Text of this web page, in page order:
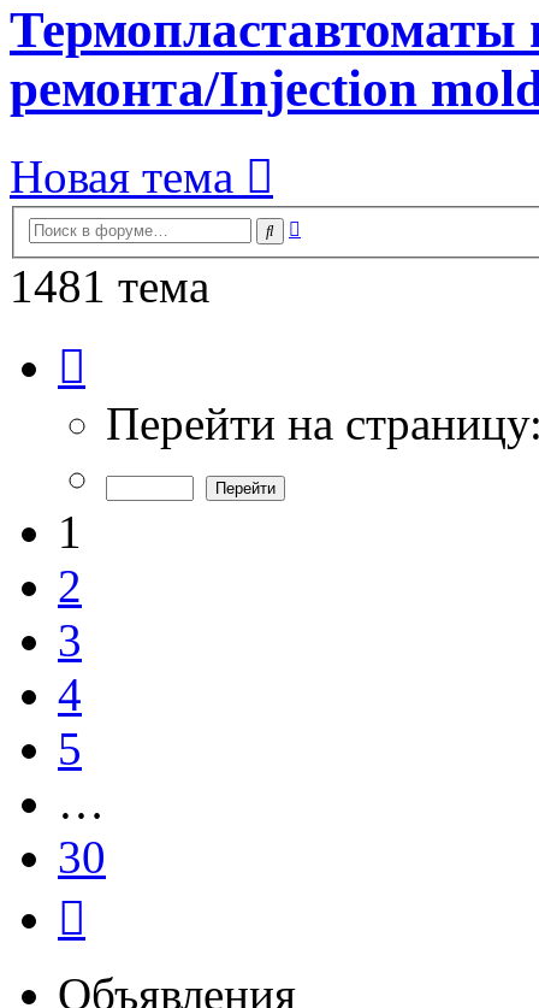
Термопластавтоматы
ремонта/Injection
Новая тема
Поиск
1481 тема
из
Перейти на
1
2
3
4
5
…
30
Объявления